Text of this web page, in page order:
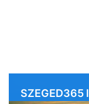
SZEGED365